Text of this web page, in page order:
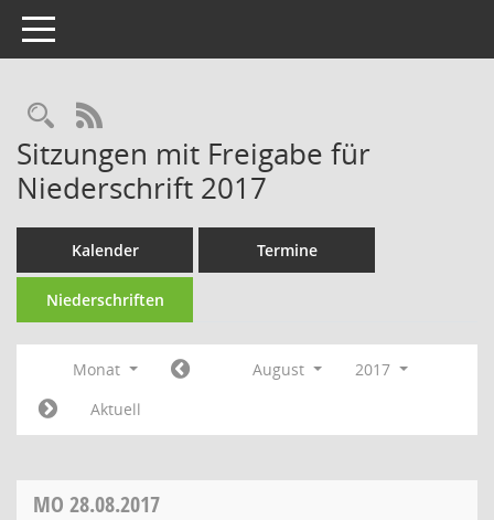
Toggle navigation
Rechercheauswahl
RSS-Feed
Sitzungen mit Freigabe für
Niederschrift 2017
Kalender Termine
Niederschriften
Monat August
2017
Aktuell
MO 28.08.2017